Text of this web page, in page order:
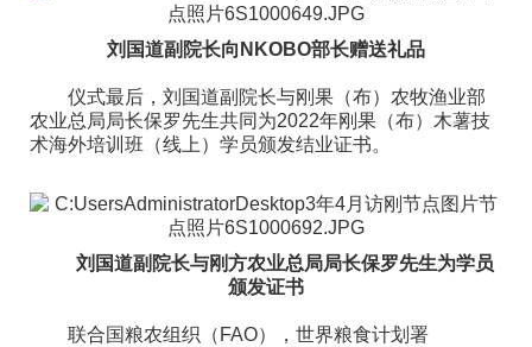
刘国道副院长向NKOBO部长赠送礼品
仪式最后，刘国道副院长与刚果（布）农牧渔业部
农业总局局长保罗先生共同为2022年刚果（布）木薯技
术海外培训班（线上）学员颁发结业证书。
刘国道副院长与刚方农业总局局长保罗先生为学员
颁发证书
联合国粮农组织（FAO），世界粮食计划署